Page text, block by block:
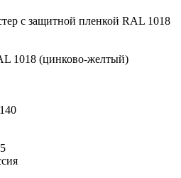
1018 (цинково-желтый)
140